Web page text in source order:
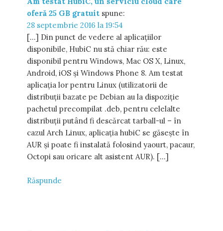
oferă 25 GB gratuit spune:
28 septembrie 2016 la 19:54
[…] Din punct de vedere al aplicațiilor
disponibile, HubiC nu stă chiar rău: este
disponibil pentru Windows, Mac OS X, Linux,
Android, iOS și Windows Phone 8. Am testat
aplicația lor pentru Linux (utilizatorii de
distribuții bazate pe Debian au la dispoziție
pachetul precompilat .deb, pentru celelalte
distribuții putând fi descărcat tarball-ul – în
cazul Arch Linux, aplicația hubiC se găsește în
AUR și poate fi instalată folosind yaourt, pacaur,
Octopi sau oricare alt asistent AUR). […]
Răspunde